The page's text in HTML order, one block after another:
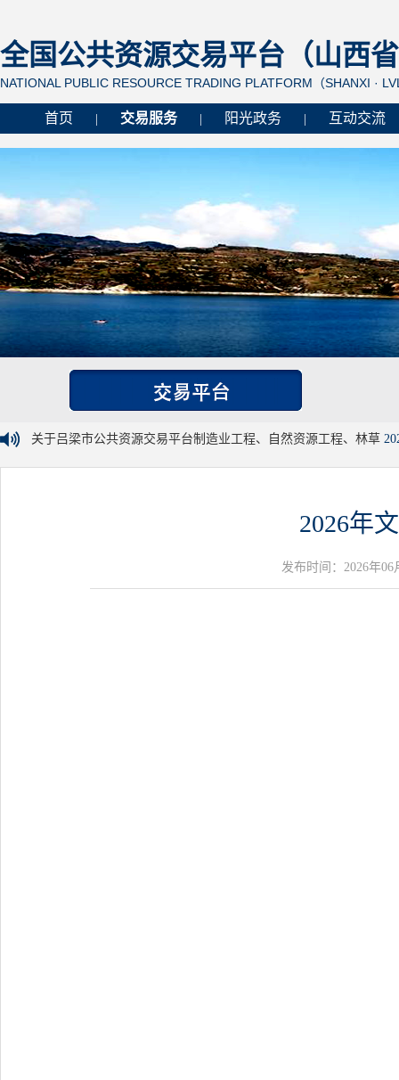
全国公共资源交易平台（山西
NATIONAL PUBLIC RESOURCE TRADING PLATFORM（SHANXI ·
首页 交易服务 阳光政务 互动交流
关于吕梁市公共资源交易平台制造业工程、自然资源工程、林草
2026年
发布时间：2026年06